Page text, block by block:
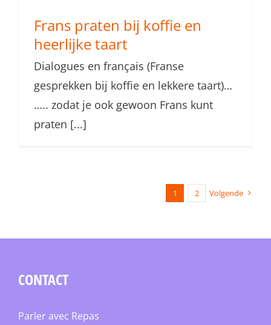
Frans praten bij koffie en
heerlijke taart
Dialogues en français (Franse
gesprekken bij koffie en lekkere taart)…
….. zodat je ook gewoon Frans kunt
praten [...]
1 2 Volgende
CONTACT
Parler avec Repas